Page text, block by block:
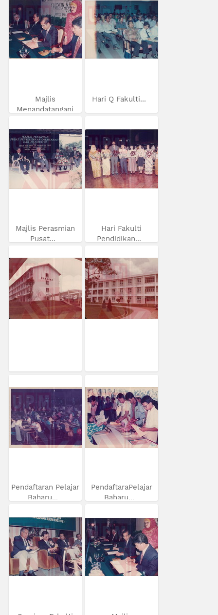
Majlis
Menandatangani
Hari Q Fakulti...
Majlis Perasmian
Pusat...
Hari Fakulti
Pendidikan...
Pendaftaran Pelajar
Baharu...
PendaftaraPelajar
Baharu...